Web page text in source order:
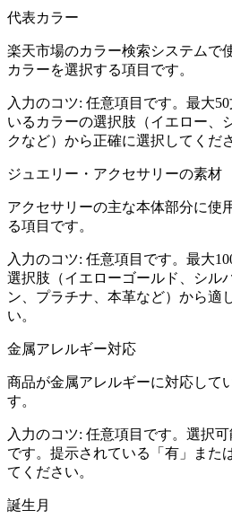
代表カラー
楽天市場のカラー検索システムで
カラーを選択する項目です。
入力のコツ: 任意項目です。最大
いるカラーの選択肢（イエロー、
クなど）から正確に選択してくだ
ジュエリー・アクセサリーの素材
アクセサリーの主な本体部分に使
る項目です。
入力のコツ: 任意項目です。最大
選択肢（イエローゴールド、シル
ン、プラチナ、本革など）から適
い。
金属アレルギー対応
商品が金属アレルギーに対応して
す。
入力のコツ: 任意項目です。選択
です。提示されている「有」また
てください。
誕生月